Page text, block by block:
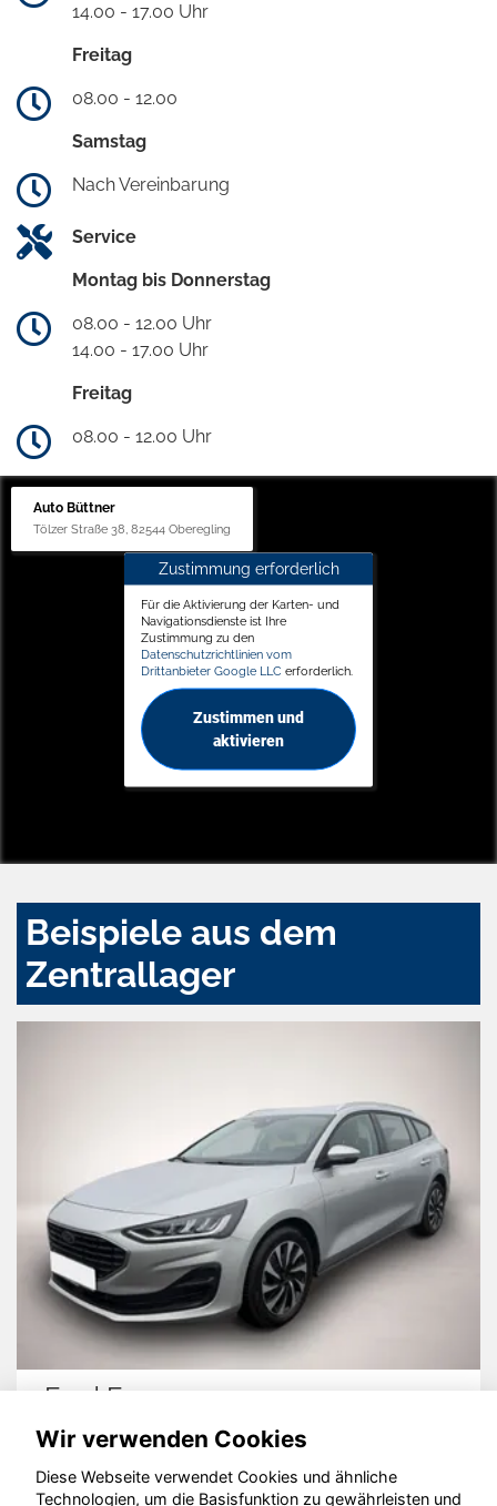
14.00 - 17.00 Uhr
Freitag
08.00 - 12.00
Samstag
Nach Vereinbarung
Service
Montag bis Donnerstag
08.00 - 12.00 Uhr
14.00 - 17.00 Uhr
Freitag
08.00 - 12.00 Uhr
Auto Büttner
Tölzer Straße 38, 82544 Oberegling
Zustimmung erforderlich
Für die Aktivierung der Karten- und
Navigationsdienste ist Ihre
Zustimmung zu den
Datenschutzrichtlinien vom
Drittanbieter Google LLC erforderlich.
Zustimmen und
aktivieren
Beispiele aus dem
Zentrallager
Ford Focus
Wir verwenden Cookies
Diese Webseite verwendet Cookies und ähnliche
Technologien, um die Basisfunktion zu gewährleisten und